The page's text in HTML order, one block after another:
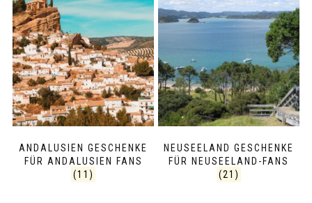
ANDALUSIEN GESCHENKE
FÜR ANDALUSIEN FANS
(11)
NEUSEELAND GESCHENKE
FÜR NEUSEELAND-FANS
(21)